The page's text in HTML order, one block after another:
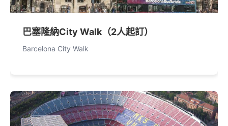
巴塞隆納City Walk（2人起訂）
Barcelona City Walk